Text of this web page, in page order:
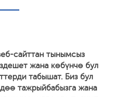
сайттан тынымсыз
жана көбүнчө бул
табышат. Биз бул
тажрыйбабызга жана